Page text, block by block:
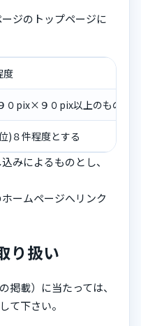
ジのトップページに
度
０pix×９０pix以上のもの）
)８件程度とする
みによるものとし、
ームページへリンク
り扱い
掲載）に当たっては、
て下さい。